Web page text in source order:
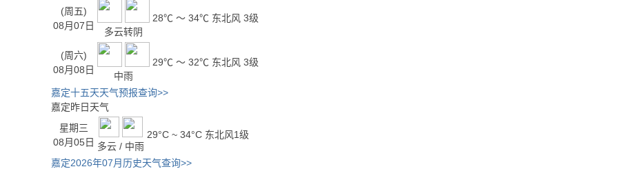
(周五)
08月07日
多云转阴
28℃ ～ 34℃ 东北风 3级
(周六)
08月08日
中雨
29℃ ～ 32℃ 东北风 3级
嘉定十五天天气预报查询>>
嘉定昨日天气
星期三
08月05日 多云 / 中雨
29°C ~ 34°C 东北风1级
嘉定2026年07月历史天气查询>>